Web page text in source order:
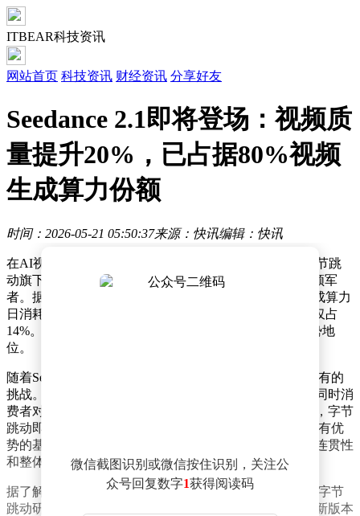
ITBEAR科技资讯
网站首页 科技资讯 财经资讯 分享好友
Seedance 2.1即将登场：视频质
量提升20%，已占据80%视频
生成算力份额
时间：2026-05-21 05:50:37来源：快讯编辑：快讯
在AI视频生成领域，一场激烈的竞争正在持续升温。字节跳
动旗下的Seedance模型凭借卓越性能，已成为该领域的领军
者。据AI普瑞斯最新统计数据显示，Seedance在视频生成算力
日消耗份额中占据高达80%的市场，而排名第二的可灵仅占
14%。这一数据充分彰显了Seedance在行业中的绝对优势地
位。
随着Seedance 2.0的广泛应用，字节跳动也面临着前所未有的
挑战。用户数量的激增带来了巨大的流量和算力压力，同时消
费者对模型性能的要求也在不断提升。为应对这些挑战，字节
跳动即将推出升级版Seedance 2.1模型。新版本在保持原有优
势的基础上，重点优化了视频一致性，使生成的视频在连贯性
和整体效果上都有显著提升。
据了解，Seedance 2.1的改进源于数十万创作者的反馈。字节
跳动研发团队针对用户需求，对模型进行了深度优化。新版本
微信截图识别或微信按住识别，关注公
众号回复数字1获得阅读码